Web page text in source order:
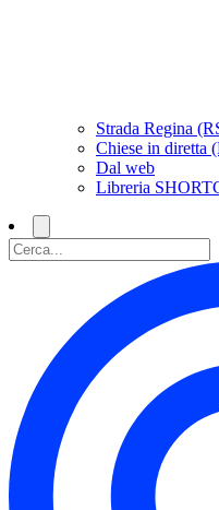
Strada Regina
Chiese in diretta
Dal web
Libreria